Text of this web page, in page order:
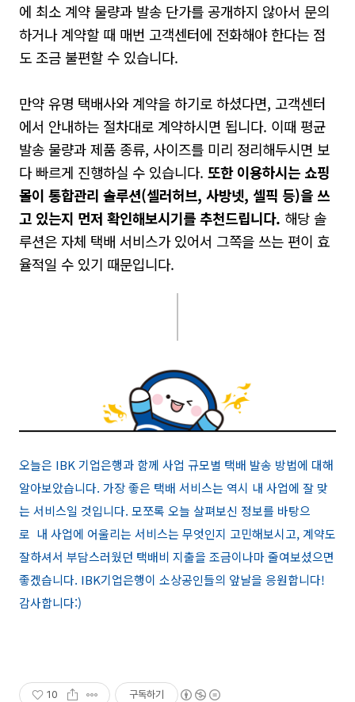
에 최소 계약 물량과 발송 단가를 공개하지 않아서 문의
하거나 계약할 때 매번 고객센터에 전화해야 한다는 점
도 조금 불편할 수 있습니다.
만약 유명 택배사와 계약을 하기로 하셨다면, 고객센터
에서 안내하는 절차대로 계약하시면 됩니다. 이때 평균
발송 물량과 제품 종류, 사이즈를 미리 정리해두시면 보
다 빠르게 진행하실 수 있습니다. 또한 이용하시는 쇼핑
몰이 통합관리 솔루션(셀러허브, 사방넷, 셀픽 등)을 쓰
고 있는지 먼저 확인해보시기를 추천드립니다. 해당 솔
루션은 자체 택배 서비스가 있어서 그쪽을 쓰는 편이 효
율적일 수 있기 때문입니다.
오늘은 IBK 기업은행과 함께 사업 규모별 택배 발송 방법에 대해
알아보았습니다. 가장 좋은 택배 서비스는 역시 내 사업에 잘 맞
는 서비스일 것입니다. 모쪼록 오늘 살펴보신 정보를 바탕으
로 내 사업에 어울리는 서비스는 무엇인지 고민해보시고, 계약도
잘하셔서 부담스러웠던 택배비 지출을 조금이나마 줄여보셨으면
좋겠습니다. IBK기업은행이 소상공인들의 앞날을 응원합니다!
감사합니다:)
10 구독하기